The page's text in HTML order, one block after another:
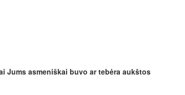
Jums asmeniškai buvo ar tebėra aukštos